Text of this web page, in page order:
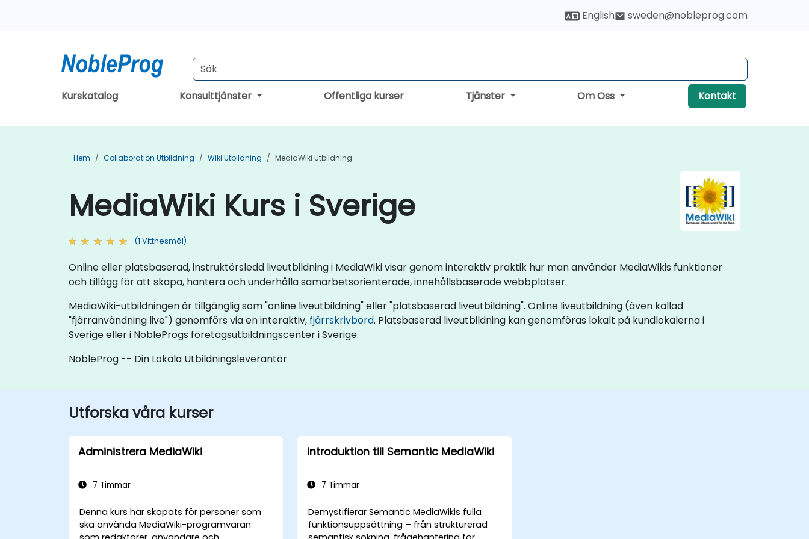
English sweden@nobleprog.com
Kurskatalog Konsulttjänster Offentliga kurser Tjänster Om Oss Kontakt
Hem Collaboration Utbildning Wiki Utbildning MediaWiki Utbildning
MediaWiki Kurs i Sverige
(1 Vittnesmål)
Online eller platsbaserad, instruktörsledd liveutbildning i MediaWiki visar genom interaktiv praktik hur man använder MediaWikis funktioner
och tillägg för att skapa, hantera och underhålla samarbetsorienterade, innehållsbaserade webbplatser.
MediaWiki-utbildningen är tillgänglig som "online liveutbildning" eller "platsbaserad liveutbildning". Online liveutbildning (även kallad
"fjärranvändning live") genomförs via en interaktiv, fjärrskrivbord. Platsbaserad liveutbildning kan genomföras lokalt på kundlokalerna i
Sverige eller i NobleProgs företagsutbildningscenter i Sverige.
NobleProg -- Din Lokala Utbildningsleverantör
Utforska våra kurser
Administrera MediaWiki
7 Timmar
Denna kurs har skapats för personer som
ska använda MediaWiki-programvaran
Introduktion till Semantic MediaWiki
7 Timmar
Demystifierar Semantic MediaWikis fulla
funktionsuppsättning – från strukturerad